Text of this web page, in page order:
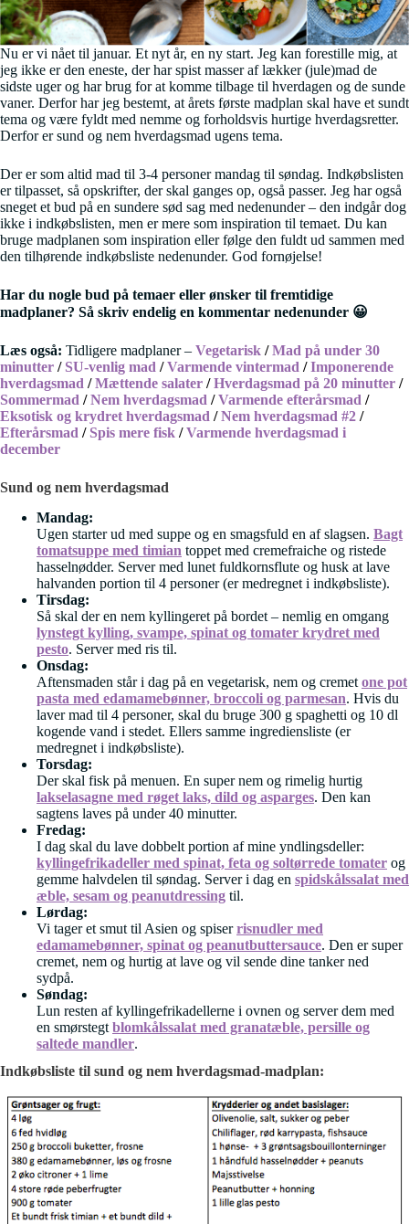
Nu er vi nået til januar. Et nyt år, en ny start. Jeg kan forestille mig, at
jeg ikke er den eneste, der har spist masser af lækker (jule)mad de
sidste uger og har brug for at komme tilbage til hverdagen og de sunde
vaner. Derfor har jeg bestemt, at årets første madplan skal have et sundt
tema og være fyldt med nemme og forholdsvis hurtige hverdagsretter.
Derfor er sund og nem hverdagsmad ugens tema.
Der er som altid mad til 3-4 personer mandag til søndag. Indkøbslisten
er tilpasset, så opskrifter, der skal ganges op, også passer. Jeg har også
sneget et bud på en sundere sød sag med nedenunder – den indgår dog
ikke i indkøbslisten, men er mere som inspiration til temaet. Du kan
bruge madplanen som inspiration eller følge den fuldt ud sammen med
den tilhørende indkøbsliste nedenunder. God fornøjelse!
Har du nogle bud på temaer eller ønsker til fremtidige
madplaner? Så skriv endelig en kommentar nedenunder 😀
Læs også: Tidligere madplaner – Vegetarisk / Mad på under 30
minutter / SU-venlig mad / Varmende vintermad / Imponerende
hverdagsmad / Mættende salater / Hverdagsmad på 20 minutter /
Sommermad / Nem hverdagsmad / Varmende efterårsmad /
Eksotisk og krydret hverdagsmad / Nem hverdagsmad #2 /
Efterårsmad / Spis mere fisk / Varmende hverdagsmad i
december
Sund og nem hverdagsmad
Mandag:
Ugen starter ud med suppe og en smagsfuld en af slagsen. Bagt
tomatsuppe med timian toppet med cremefraiche og ristede
hasselnødder. Server med lunet fuldkornsflute og husk at lave
halvanden portion til 4 personer (er medregnet i indkøbsliste).
Tirsdag:
Så skal der en nem kyllingeret på bordet – nemlig en omgang
lynstegt kylling, svampe, spinat og tomater krydret med
pesto. Server med ris til.
Onsdag:
Aftensmaden står i dag på en vegetarisk, nem og cremet one pot
pasta med edamamebønner, broccoli og parmesan. Hvis du
laver mad til 4 personer, skal du bruge 300 g spaghetti og 10 dl
kogende vand i stedet. Ellers samme ingrediensliste (er
medregnet i indkøbsliste).
Torsdag:
Der skal fisk på menuen. En super nem og rimelig hurtig
lakselasagne med røget laks, dild og asparges. Den kan
sagtens laves på under 40 minutter.
Fredag:
I dag skal du lave dobbelt portion af mine yndlingsdeller:
kyllingefrikadeller med spinat, feta og soltørrede tomater og
gemme halvdelen til søndag. Server i dag en spidskålssalat med
æble, sesam og peanutdressing til.
Lørdag:
Vi tager et smut til Asien og spiserrisnudler med
edamamebønner, spinat og peanutbuttersauce. Den er super
cremet, nem og hurtig at lave og vil sende dine tanker ned
sydpå.
Søndag:
Lun resten af kyllingefrikadellerne i ovnen og server dem med
en smørstegt blomkålssalat med granatæble, persille og
saltede mandler.
Indkøbsliste til sund og nem hverdagsmad-madplan: